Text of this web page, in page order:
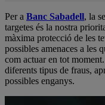
Per a Banc Sabadell, la
targetes és la nostra
màxima protecció de les
possibles amenaces a les
com actuar en tot
diferents tipus de fraus,
possibles enganys.